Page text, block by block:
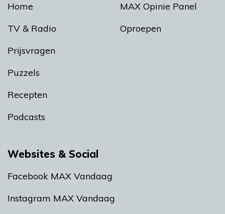
Home
TV & Radio
Prijsvragen
Puzzels
Recepten
Podcasts
MAX Opinie Panel
Oproepen
Websites & Social
Facebook MAX Vandaag
Instagram MAX Vandaag